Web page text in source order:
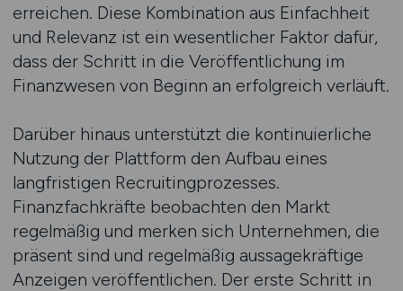
erreichen. Diese Kombination aus Einfachheit
und Relevanz ist ein wesentlicher Faktor dafür,
dass der Schritt in die Veröffentlichung im
Finanzwesen von Beginn an erfolgreich verläuft.
Darüber hinaus unterstützt die kontinuierliche
Nutzung der Plattform den Aufbau eines
langfristigen Recruitingprozesses.
Finanzfachkräfte beobachten den Markt
regelmäßig und merken sich Unternehmen, die
präsent sind und regelmäßig aussagekräftige
Anzeigen veröffentlichen. Der erste Schritt in